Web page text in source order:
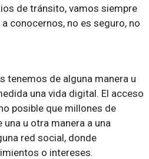
de tránsito, vamos siempre
conocernos, no es seguro, no
tenemos de alguna manera u
una vida digital. El acceso
posible que millones de
u otra manera a una
red social, donde
o intereses.